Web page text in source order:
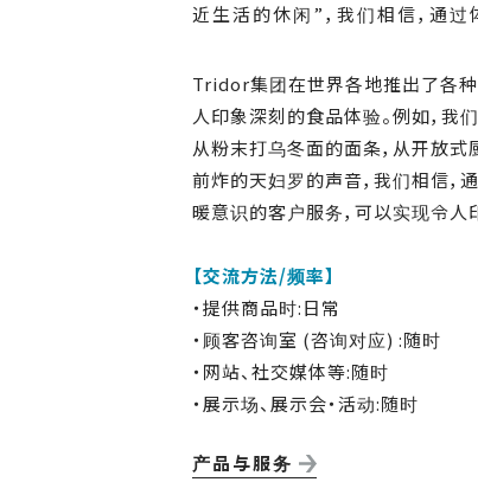
近生活的休闲”，我们相信，通
Tridor集团在世界各地推出了各
人印象深刻的食品体验。例如，我
从粉末打乌冬面的面条，从开放式
前炸的天妇罗的声音，我们相信，
暖意识的客户服务，可以实现令人
【交流方法/频率】
・提供商品时:日常
・顾客咨询室 (咨询对应) :随时
・网站、社交媒体等:随时
・展示场、展示会・活动:随时
产品与服务